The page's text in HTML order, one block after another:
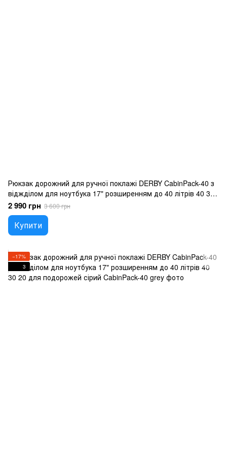
Рюкзак дорожний для ручної поклажі DERBY CabinPack-40 з
віджділом для ноутбука 17" розширенням до 40 літрів 40 30
20 для подорожей синій
2 990 грн 3 600 грн
Купити
−17%
3